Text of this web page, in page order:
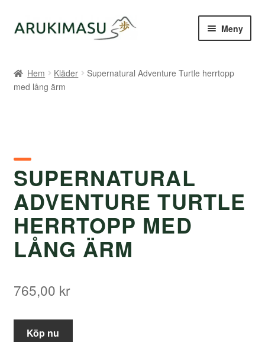
Hoppa
till
Hoppa
till
Meny
Kontakt
Varumärken
Väljare
Hem Kläder
Supernatural Adventure Turtle herrtopp
med lång ärm
SUPERNATURAL
ADVENTURE TURTLE
HERRTOPP MED
LÅNG ÄRM
765,00 kr
Köp nu